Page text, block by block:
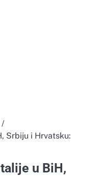
Srbiju i Hrvatsku:
u BiH,